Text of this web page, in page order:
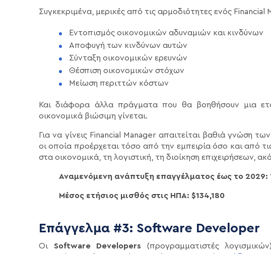
Συγκεκριμένα, μερικές από τις αρμοδιότητες ενός Financial
Εντοπισμός οικονομικών αδυναμιών και κινδύνων
Αποφυγή των κινδύνων αυτών
Σύνταξη οικονομικών ερευνών
Θέσπιση οικονομικών στόχων
Μείωση περιττών κόστων
Και διάφορα άλλα πράγματα που θα βοηθήσουν μια
οικονομικά βιώσιμη γίνεται.
Για να γίνεις Financial Manager απαιτείται βαθιά γνώση
οι οποία προέρχεται τόσο από την εμπειρία όσο και από
στα οικονομικά, τη λογιστική, τη διοίκηση επιχειρήσεων,
Αναμενόμενη ανάπτυξη επαγγέλματος έως το 2029:
Μέσος ετήσιος μισθός στις ΗΠΑ: $134,180
Επάγγελμα #3: Software Developer
Οι Software Developers (προγραμματιστές